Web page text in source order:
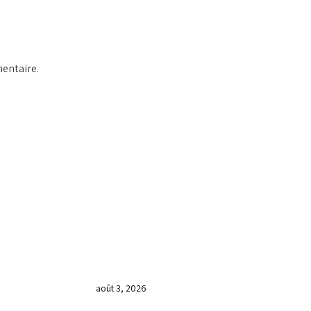
août 3, 2026